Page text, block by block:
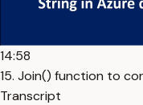
14:58
15. Join() function to
Transcript